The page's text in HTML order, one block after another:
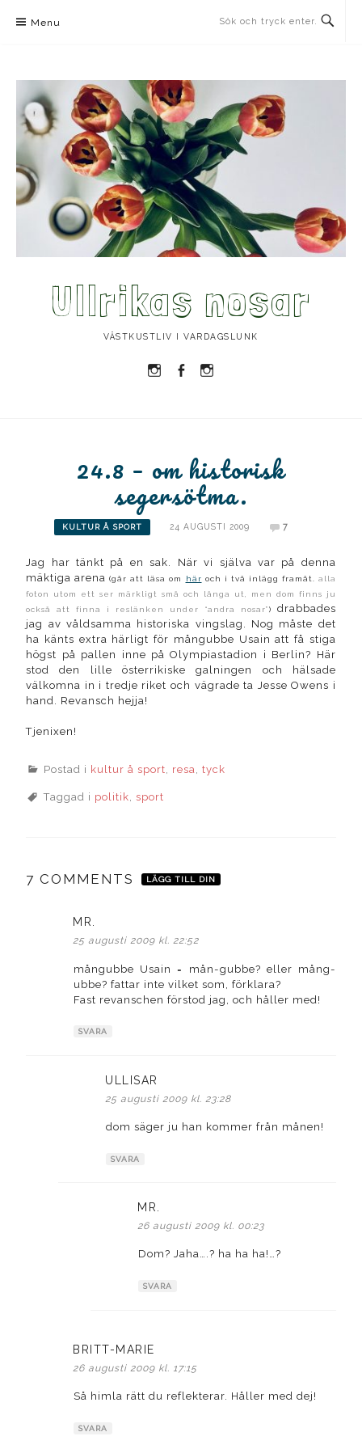
Menu
Ullrikas nosar
VÄSTKUSTLIV I VARDAGSLUNK
Instagram
Facebook
24.8 – om historisk
segersötma.
KULTUR Å SPORT 24 AUGUSTI 2009 7
Jag har tänkt på en sak. När vi själva var på denna
mäktiga arena(går att läsa om här och i två inlägg framåt. alla
foton utom ett ser märkligt små och långa ut, men dom finns ju
också att finna i reslänken under “andra nosar”)
drabbades
jag av våldsamma historiska vingslag. Nog måste det
ha känts extra härligt för mångubbe Usain att få stiga
högst på pallen inne på Olympiastadion i Berlin? Här
stod den lille österrikiske galningen och hälsade
välkomna in i tredje riket och vägrade ta Jesse Owens i
hand. Revansch hejja!
Tjenixen!
Postad i kultur å sport, resa,tyck
Taggad i politik,sport
7 COMMENTS LÄGG TILL DIN
MR.
25 augusti 2009 kl. 22:52
mångubbe Usain = mån-gubbe? eller mång-
ubbe? fattar inte vilket som, förklara?
Fast revanschen förstod jag, och håller med!
SVARA
ULLISAR
25 augusti 2009 kl. 23:28
dom säger ju han kommer från månen!
SVARA
MR.
26 augusti 2009 kl. 00:23
Dom? Jaha….? ha ha ha!…?
SVARA
BRITT-MARIE
26 augusti 2009 kl. 17:15
Så himla rätt du reflekterar. Håller med dej!
SVARA